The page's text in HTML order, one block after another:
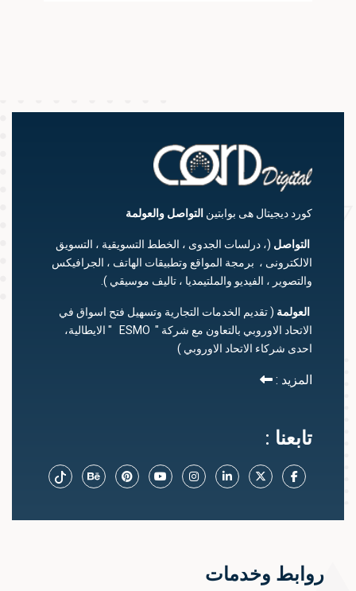
كورد ديجيتال هى بوابتينالتواصلوالعولمة
التواصل (، درلسات الجدوى ، الخطط التسويقية ، التسويق
الالكترونى ، برمجة المواقع وتطبيقات الهاتف ، الجرافيكس
والتصوير ، الفيديو والملتيمديا ، تاليف موسيقي ).
العولمة ( تقديم الخدمات التجارية وتسهيل فتح اسواق في
الاتحاد الاوروبي بالتعاون مع شركة " ESMO " الايطالية،
احدى شركاء الاتحاد الاوروبي )
المزيد :
تابعنا :
روابط وخدمات